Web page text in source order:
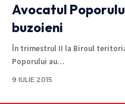
Avocatul
buzoieni
În trimestrul II la Biroul
Poporului au…
9 IULIE 2015